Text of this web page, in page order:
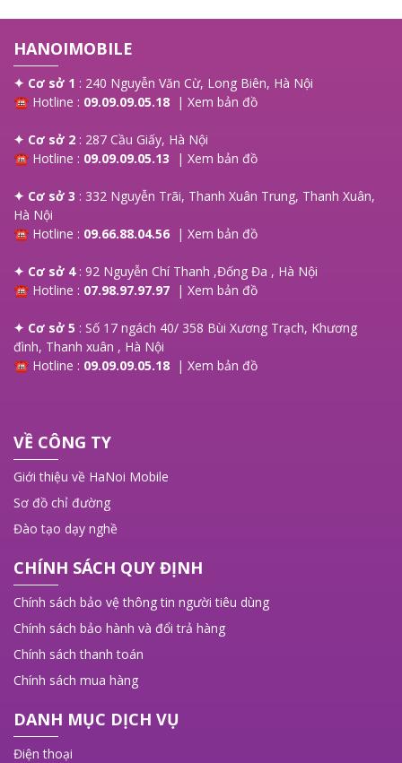
HANOIMOBILE
✦ Cơ sở 1 : 240 Nguyễn Văn Cừ, Long Biên, Hà Nội
☎ Hotline : 09.09.09.05.18 | Xem bản đồ
✦ Cơ sở 2 : 287 Cầu Giấy, Hà Nội
☎ Hotline : 09.09.09.05.13 | Xem bản đồ
✦ Cơ sở 3 : 332 Nguyễn Trãi, Thanh Xuân Trung, Thanh Xuân,
Hà Nội
☎ Hotline : 09.66.88.04.56 | Xem bản đồ
✦ Cơ sở 4: 92 Nguyễn Chí Thanh ,Đống Đa , Hà Nội
☎ Hotline : 07.98.97.97.97 | Xem bản đồ
✦ Cơ sở 5 : Số 17 ngách 40/ 358 Bùi Xương Trạch, Khương
đình, Thanh xuân , Hà Nội
☎ Hotline : 09.09.09.05.18 | Xem bản đồ
VỀ CÔNG TY
Giới thiệu về HaNoi Mobile
Sơ đồ chỉ đường
Đào tạo dạy nghề
CHÍNH SÁCH QUY ĐỊNH
Chính sách bảo vệ thông tin người tiêu dùng
Chính sách bảo hành và đổi trả hàng
Chính sách thanh toán
Chính sách mua hàng
DANH MỤC DỊCH VỤ
Điện thoại